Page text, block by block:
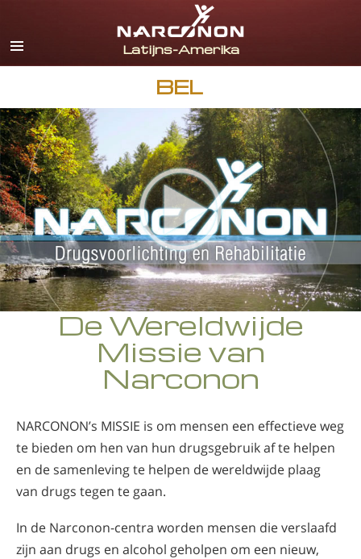
Italiaanse
Frans
Nederlands
Duits
Kroatisch
Alle regio’s/talen
BEL
De Wereldwijde
Missie van
Narconon
NARCONON’s MISSIE is om mensen een effectieve weg
te bieden om hen van hun drugsgebruik af te helpen
en de samenleving te helpen de wereldwijde plaag
van drugs tegen te gaan.
In de Narconon-centra worden mensen die verslaafd
zijn aan drugs en alcohol geholpen om een nieuw,